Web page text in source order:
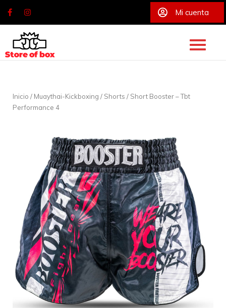
Mi cuenta
content
Inicio / Muaythai-Kickboxing / Shorts / Short Booster – Tbt
Performance 4